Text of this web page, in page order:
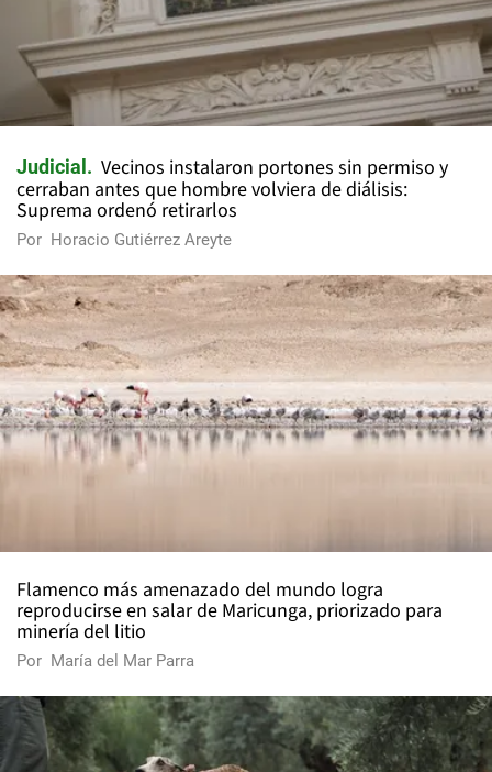
Judicial
Vecinos instalaron portones sin permiso y
cerraban antes que hombre volviera de diálisis:
Suprema ordenó retirarlos
Por Horacio Gutiérrez Areyte
Flamenco más amenazado del mundo logra
reproducirse en salar de Maricunga, priorizado para
minería del litio
Por María del Mar Parra